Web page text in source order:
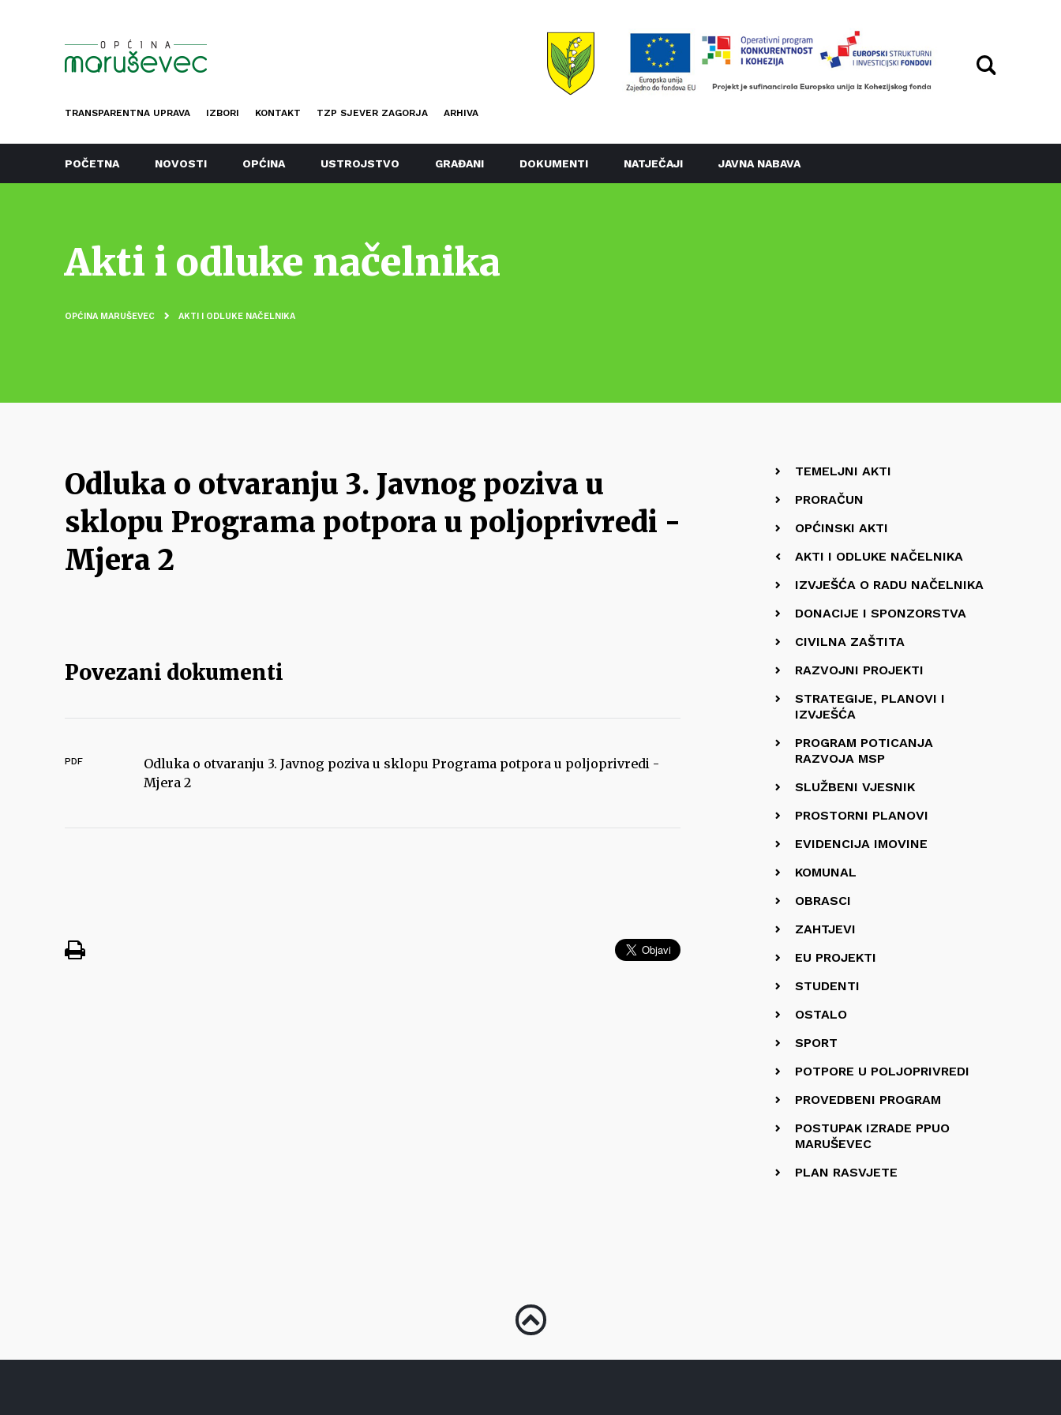
TRANSPARENTNA UPRAVA IZBORI KONTAKT TZP SJEVER ZAGORJA ARHIVA
POČETNA NOVOSTI OPĆINA USTROJSTVO GRAĐANI DOKUMENTI NATJEČAJI JAVNA NABAVA
Akti i odluke načelnika
OPĆINA MARUŠEVEC AKTI I ODLUKE NAČELNIKA
Odluka o otvaranju 3. Javnog poziva u
sklopu Programa potpora u poljoprivredi -
Mjera 2
Povezani dokumenti
PDF
Odluka o otvaranju 3. Javnog poziva u sklopu Programa potpora u poljoprivredi -
Mjera 2
TEMELJNI AKTI
PRORAČUN
OPĆINSKI AKTI
AKTI I ODLUKE NAČELNIKA
IZVJEŠĆA O RADU NAČELNIKA
DONACIJE I SPONZORSTVA
CIVILNA ZAŠTITA
RAZVOJNI PROJEKTI
STRATEGIJE, PLANOVI I
IZVJEŠĆA
PROGRAM POTICANJA
RAZVOJA MSP
SLUŽBENI VJESNIK
PROSTORNI PLANOVI
EVIDENCIJA IMOVINE
KOMUNAL
OBRASCI
ZAHTJEVI
EU PROJEKTI
STUDENTI
OSTALO
SPORT
POTPORE U POLJOPRIVREDI
PROVEDBENI PROGRAM
POSTUPAK IZRADE PPUO
MARUŠEVEC
PLAN RASVJETE